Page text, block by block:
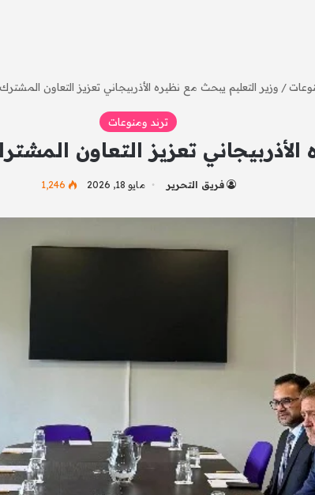
/ وزير التعليم يبحث مع نظيره الأذربيجاني تعزيز التعاون المشترك
ترند ومنوعات
تعزيز التعاون المشترك
فريق التحرير مايو 18, 2026 1٬246